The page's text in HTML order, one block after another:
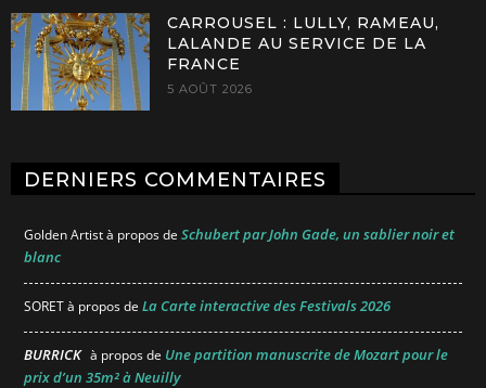
CARROUSEL : LULLY, RAMEAU,
LALANDE AU SERVICE DE LA
FRANCE
5 AOÛT 2026
DERNIERS COMMENTAIRES
Golden Artistà propos de Schubert par John Gade, un sablier noir et
blanc
SORETà propos de La Carte interactive des Festivals 2026
BURRICK à propos de Une partition manuscrite de Mozart pour le
prix d’un 35m² à Neuilly